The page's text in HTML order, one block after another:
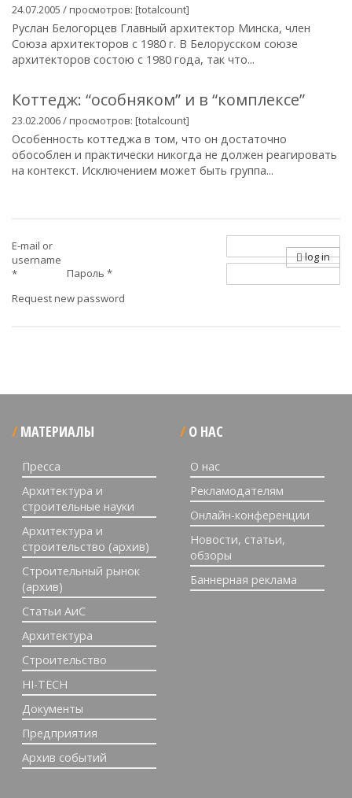
24.07.2005 / просмотров: [totalcount]
Руслан Белогорцев Главный архитектор Минска, член
Союза архитекторов с 1980 г. В Белорусском союзе
архитекторов состою с 1980 года, так что...
Коттедж: “особняком” и в “комплексе”
23.02.2006 / просмотров: [totalcount]
Особенность коттеджа в том, что он достаточно
обособлен и практически никогда не должен реагировать
на контекст. Исключением может быть группа...
E-mail or
username
*
Пароль *
Request new password
log in
МАТЕРИАЛЫ
Пресса
Архитектура и
строительные науки
Архитектура и
строительство (архив)
Строительный рынок
(архив)
Статьи АиС
Архитектура
Строительство
HI-TECH
Документы
Предприятия
Архив событий
О НАС
О нас
Рекламодателям
Онлайн-конференции
Новости, статьи,
обзоры
Баннерная реклама